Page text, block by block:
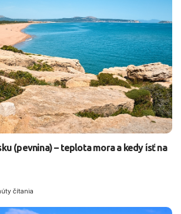
(pevnina) – teplota mora a kedy ísť na
čítania